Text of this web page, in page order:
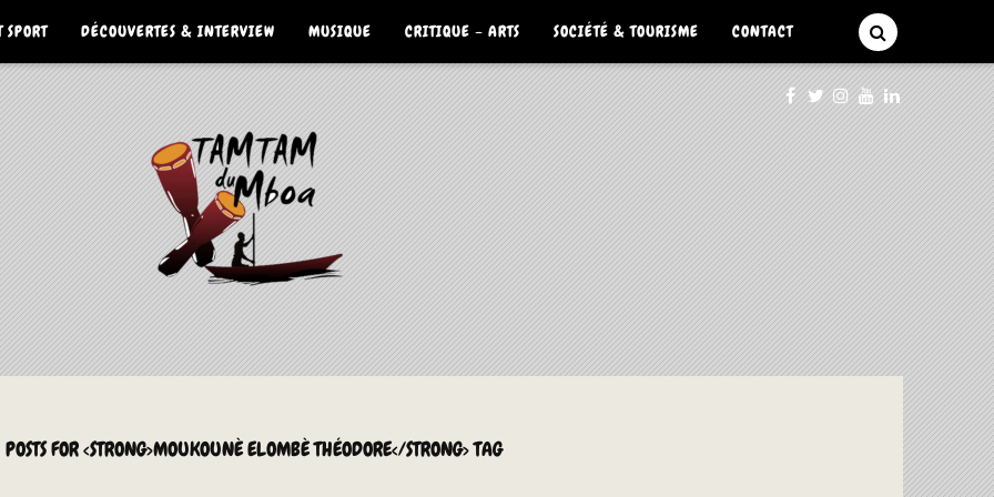
DÉCOUVERTES & INTERVIEW MUSIQUE CRITIQUE – ARTS SOCIÉTÉ & TOURISME CONTACT
POSTS FOR <STRONG>MOUKOUNÈ ELOMBÈ THÉODORE</STRONG> TAG